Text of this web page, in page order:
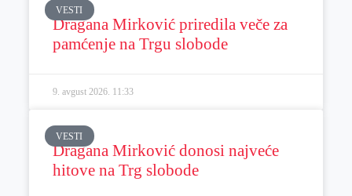
VESTI
Dragana Mirković priredila veče za
pamćenje na Trgu slobode
9. avgust 2026. 11:33
VESTI
Dragana Mirković donosi najveće
hitove na Trg slobode